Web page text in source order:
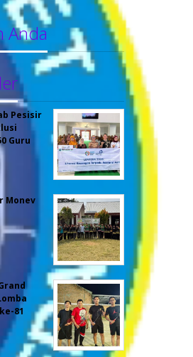
Anda
Pesisir
Guru
Monev
81